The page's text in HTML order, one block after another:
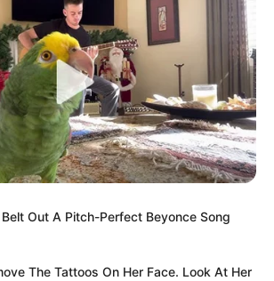
ΕΠΙΚΟΙΝΩΝΙΑ ΟΡΟΙ ΧΡΗΣΗΣ
Out A Pitch-Perfect Beyonce Song
The Tattoos On Her Face. Look At Her